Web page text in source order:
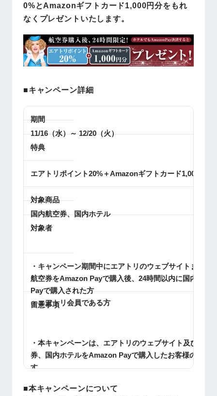
0%とAmazonギフトカード1,000円分をもれ
なくプレゼントいたします。
■キャンペーン詳細
期間
11/16（水）～ 12/20（火）
特典
エアトリポイント20%＋Amazonギフトカード1,000円分
対象商品
国内航空券、国内ホテル
対象者
・キャンペーン期間中にエアトリのウェブサイトまたは
航空券をAmazon Payで購入後、24時間以内に国内ホテ
Payで購入された方
・エアトリ会員である方
留意事項
・本キャンペーンは、エアトリのウェブサイト及びアプ
券、国内ホテルをAmazon Payで購入したお客様のみ対
す。
イント適用後の国内ホテルの金額が5,000円以下の方は
■本キャンペーンについて